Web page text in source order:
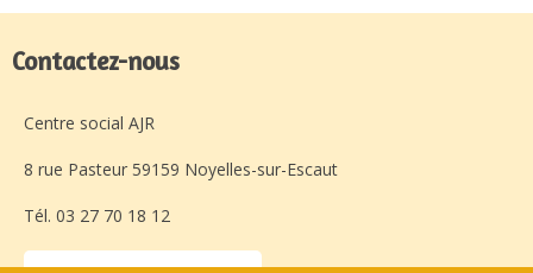
Contactez-nous
Centre social AJR
8 rue Pasteur 59159 Noyelles-sur-Escaut
Tél. 03 27 70 18 12